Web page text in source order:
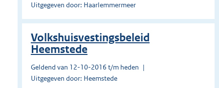
Uitgegeven door: Haarlemmermeer
Volkshuisvestingsbeleid
Heemstede
Geldend van 12-10-2016 t/m heden
Uitgegeven door: Heemstede